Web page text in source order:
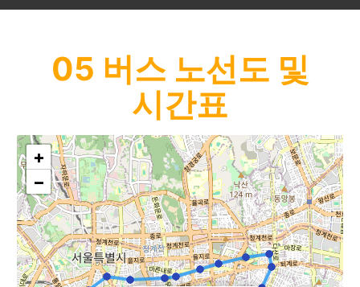
05 버스 노선도 및
시간표
+
−